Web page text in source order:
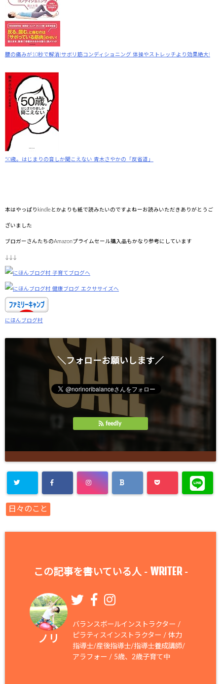
腰の痛みが10秒で解消!サボリ筋コンディショニング 体操やストレッチより効果絶大!
50歳。はじまりの音しか聞こえない 青木さやかの「反省道」
本はやっぱりkindleとかよりも紙で読みたいのですよねーお読みいただきありがとうご
ざいました
ブロガーさんたちのAmazonプライムセール購入品もかなり参考にしています
↓↓↓
にほんブログ村
＼フォローお願いします／
feedly
日々のこと
この記事を書いている人 - WRITER-
ノリ
バランスボールインストラクター /
ピラティスインストラクター / 体力
指導士/産後指導士/指導士養成講師/
アラフォー / 5歳、2歳子育て中